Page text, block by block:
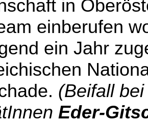
in
einberufen
ein Jahr
(Beifall
Eder-